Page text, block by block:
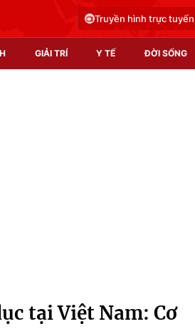
Truyền hình trực tuyến
GIẢI TRÍ Y TẾ ĐỜI SỐNG
Infographic
tại Việt Nam: Cơ